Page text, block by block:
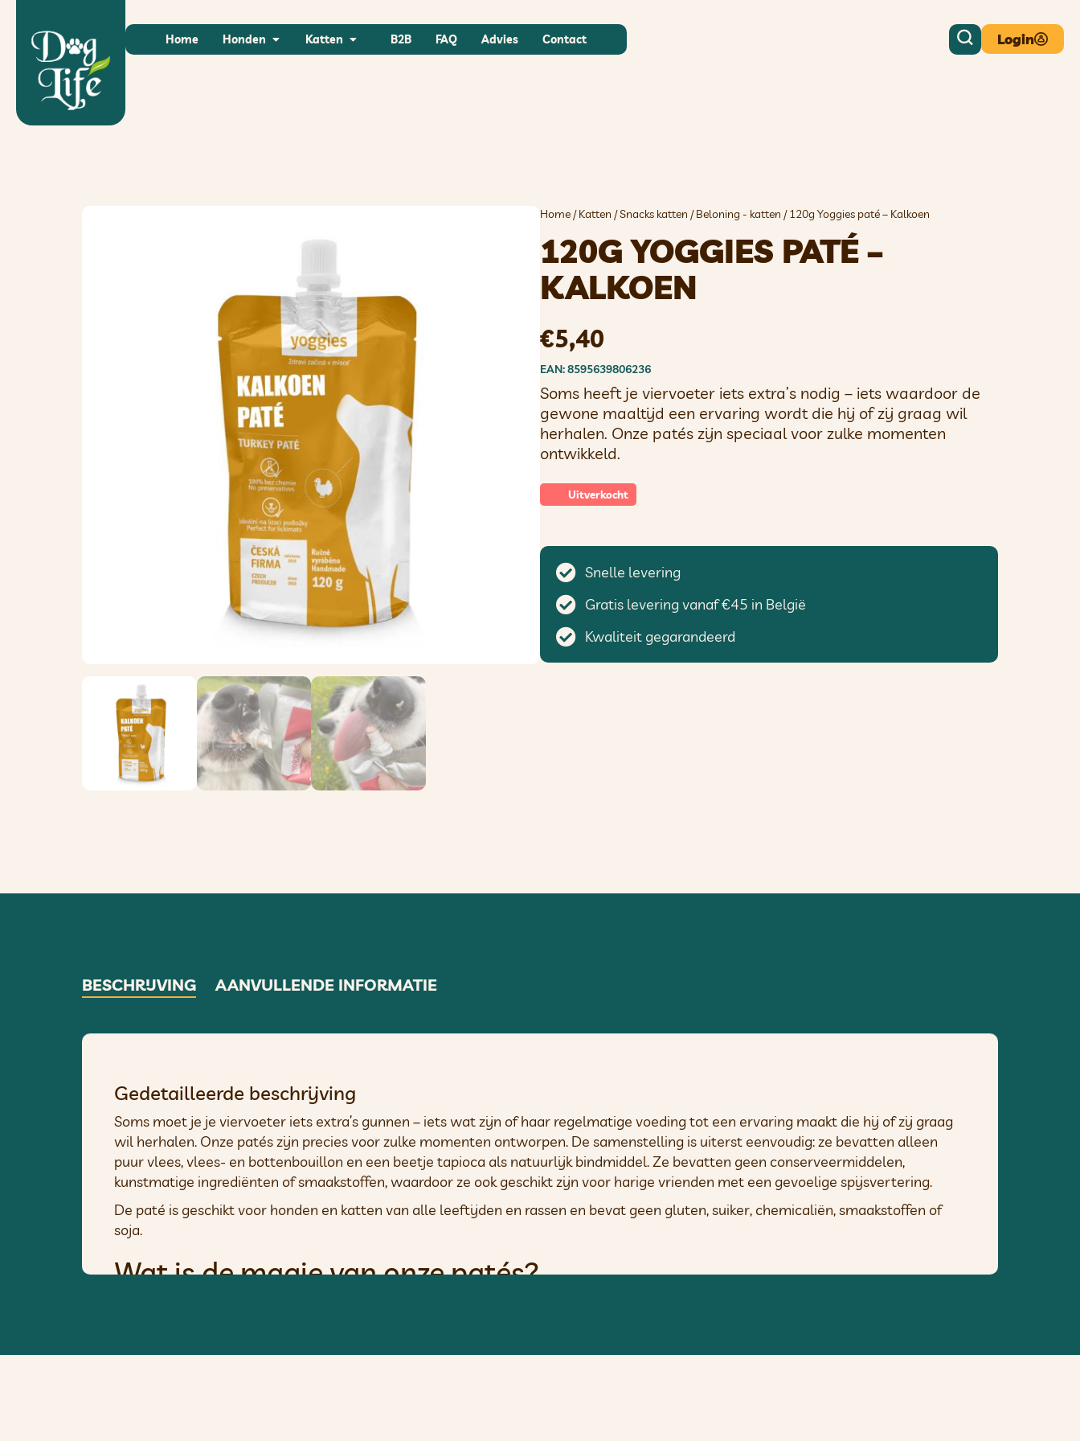
Home Honden Katten B2B FAQ Advies Contact Login
Home /Katten /Snacks katten /Beloning - katten / 120g Yoggies paté – Kalkoen
120G YOGGIES PATÉ –
KALKOEN
€5,40
EAN: 8595639806236
Soms heeft je viervoeter iets extra’s nodig – iets waardoor de
gewone maaltijd een ervaring wordt die hij of zij graag wil
herhalen. Onze patés zijn speciaal voor zulke momenten
ontwikkeld.
Uitverkocht
Snelle levering
Gratis levering vanaf €45 in België
Kwaliteit gegarandeerd
BESCHRIJVING AANVULLENDE INFORMATIE
Gedetailleerde beschrijving
Soms moet je je viervoeter iets extra’s gunnen – iets wat zijn of haar regelmatige voeding tot een ervaring maakt die hij of zij graag
wil herhalen. Onze patés zijn precies voor zulke momenten ontworpen. De samenstelling is uiterst eenvoudig: ze bevatten alleen
puur vlees, vlees- en bottenbouillon en een beetje tapioca als natuurlijk bindmiddel. Ze bevatten geen conserveermiddelen,
kunstmatige ingrediënten of smaakstoffen, waardoor ze ook geschikt zijn voor harige vrienden met een gevoelige spijsvertering.
De paté is geschikt voor honden en katten van alle leeftijden en rassen en bevat geen gluten, suiker, chemicaliën, smaakstoffen of
soja.
Wat is de magie van onze patés?
Voor elke levensfase